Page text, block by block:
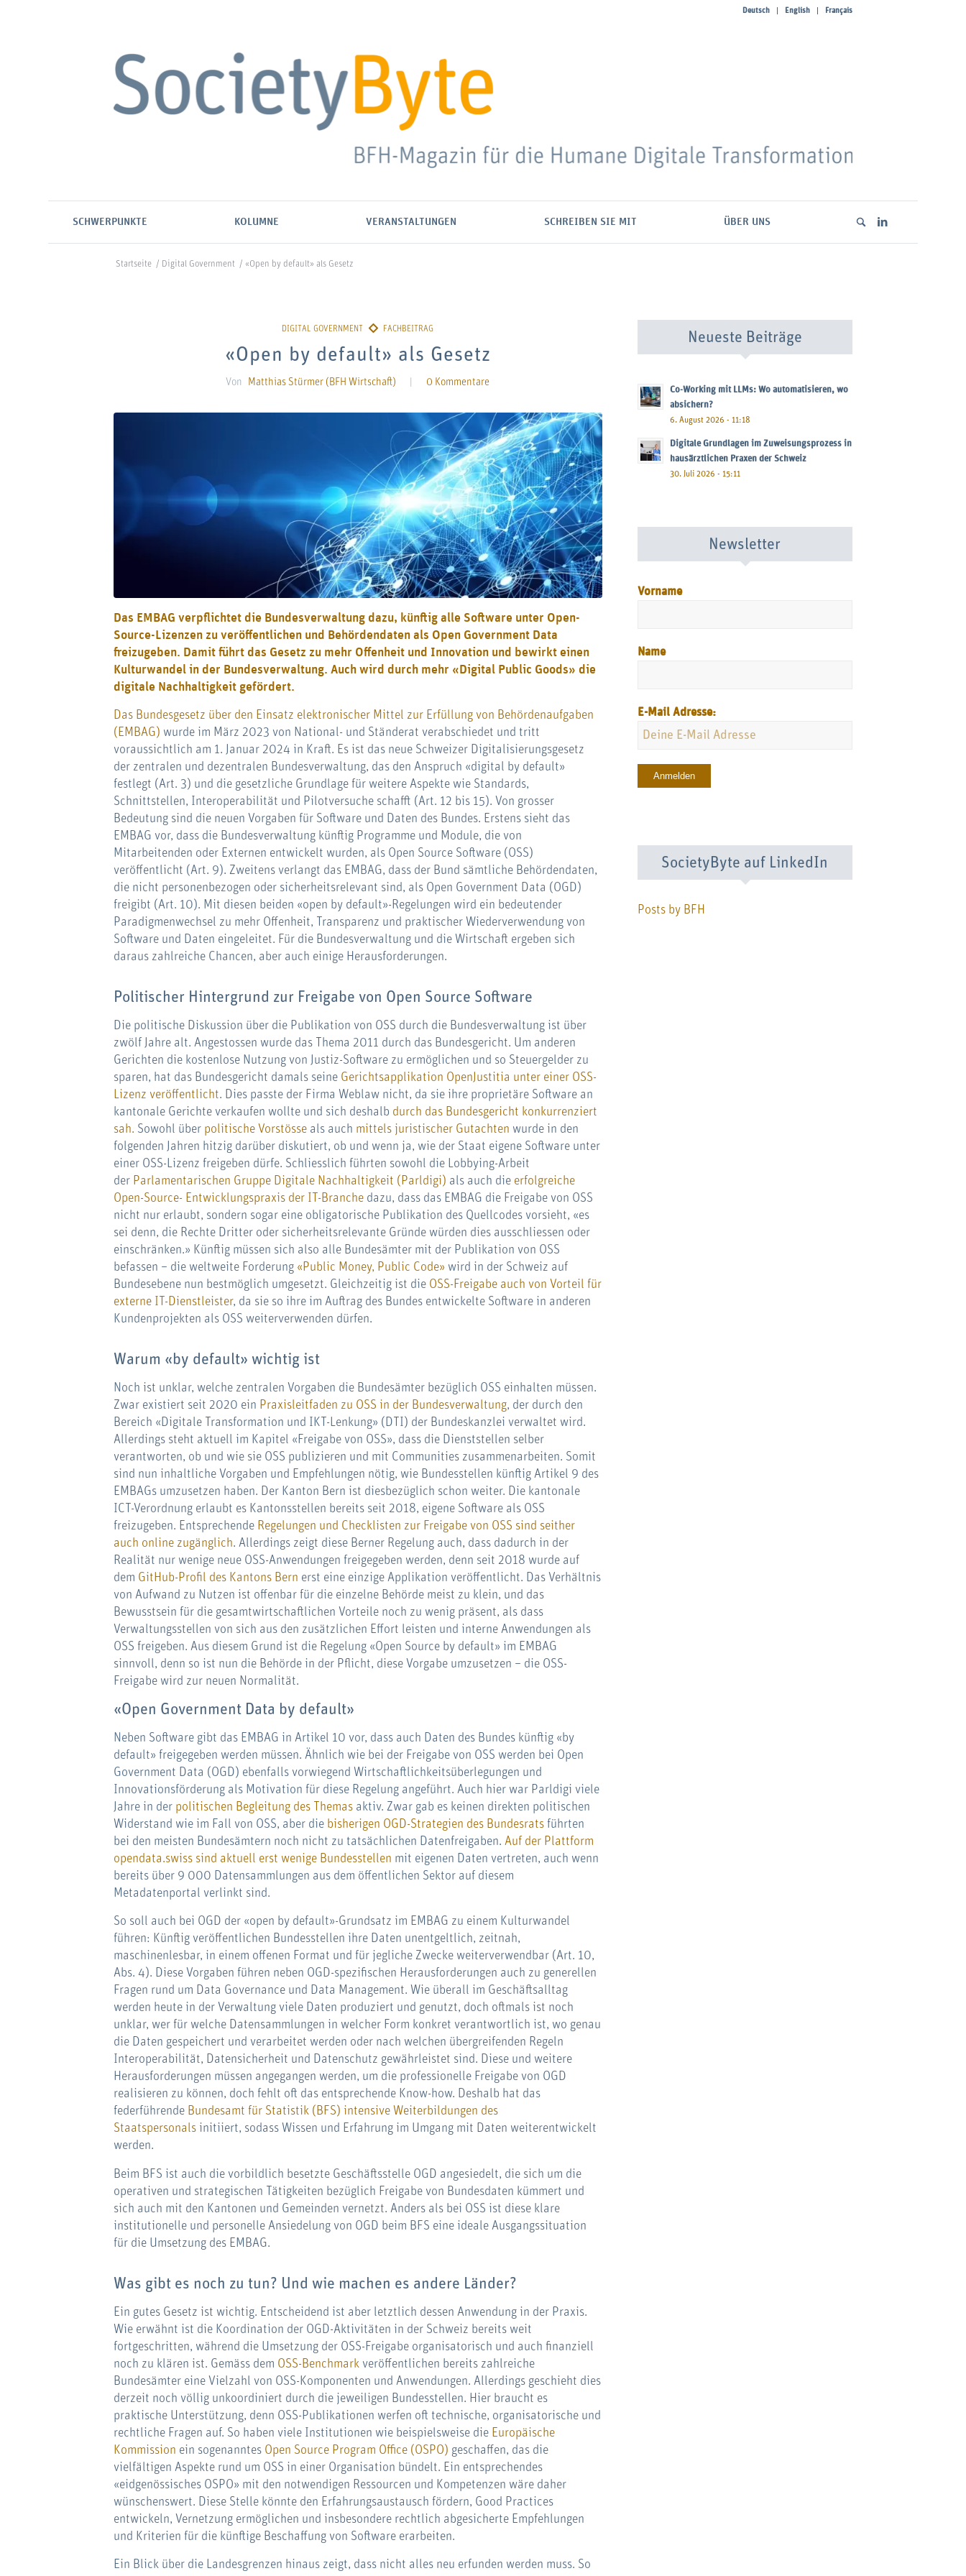
Deutsch English Français
SCHWERPUNKTE KOLUMNE VERANSTALTUNGEN SCHREIBEN SIE MIT ÜBER UNS
Startseite / Digital Government / «Open by default» als Gesetz
«Open by default» als Gesetz
Von Matthias Stürmer (BFH Wirtschaft) 0 Kommentare
Das EMBAG verpflichtet die Bundesverwaltung dazu, künftig alle Software unter Open-
Source-Lizenzen zu veröffentlichen und Behördendaten als Open Government Data
freizugeben. Damit führt das Gesetz zu mehr Offenheit und Innovation und bewirkt einen
Kulturwandel in der Bundesverwaltung. Auch wird durch mehr «Digital Public Goods» die
digitale Nachhaltigkeit gefördert.
Das Bundesgesetz über den Einsatz elektronischer Mittel zur Erfüllung von Behördenaufgaben
(EMBAG) wurde im März 2023 von National- und Ständerat verabschiedet und tritt
voraussichtlich am 1. Januar 2024 in Kraft. Es ist das neue Schweizer Digitalisierungsgesetz
der zentralen und dezentralen Bundesverwaltung, das den Anspruch «digital by default»
festlegt (Art. 3) und die gesetzliche Grundlage für weitere Aspekte wie Standards,
Schnittstellen, Interoperabilität und Pilotversuche schafft (Art. 12 bis 15). Von grosser
Bedeutung sind die neuen Vorgaben für Software und Daten des Bundes. Erstens sieht das
EMBAG vor, dass die Bundesverwaltung künftig Programme und Module, die von
Mitarbeitenden oder Externen entwickelt wurden, als Open Source Software (OSS)
veröffentlicht (Art. 9). Zweitens verlangt das EMBAG, dass der Bund sämtliche Behördendaten,
die nicht personenbezogen oder sicherheitsrelevant sind, als Open Government Data (OGD)
freigibt (Art. 10). Mit diesen beiden «open by default»-Regelungen wird ein bedeutender
Paradigmenwechsel zu mehr Offenheit, Transparenz und praktischer Wiederverwendung von
Software und Daten eingeleitet. Für die Bundesverwaltung und die Wirtschaft ergeben sich
daraus zahlreiche Chancen, aber auch einige Herausforderungen.
Politischer Hintergrund zur Freigabe von Open Source Software
Die politische Diskussion über die Publikation von OSS durch die Bundesverwaltung ist über
zwölf Jahre alt. Angestossen wurde das Thema 2011 durch das Bundesgericht. Um anderen
Gerichten die kostenlose Nutzung von Justiz-Software zu ermöglichen und so Steuergelder zu
sparen, hat das Bundesgericht damals seine Gerichtsapplikation OpenJustitia unter einer OSS-
Lizenz veröffentlicht. Dies passte der Firma Weblaw nicht, da sie ihre proprietäre Software an
kantonale Gerichte verkaufen wollte und sich deshalb durch das Bundesgericht konkurrenziert
sah. Sowohl über politische Vorstösseals auch mittels juristischer Gutachten wurde in den
folgenden Jahren hitzig darüber diskutiert, ob und wenn ja, wie der Staat eigene Software unter
einer OSS-Lizenz freigeben dürfe. Schliesslich führten sowohl die Lobbying-Arbeit
der Parlamentarischen Gruppe Digitale Nachhaltigkeit (Parldigi) als auch die erfolgreiche
Open-Source- Entwicklungspraxis der IT-Branchedazu, dass das EMBAG die Freigabe von OSS
nicht nur erlaubt, sondern sogar eine obligatorische Publikation des Quellcodes vorsieht, «es
sei denn, die Rechte Dritter oder sicherheitsrelevante Gründe würden dies ausschliessen oder
einschränken.» Künftig müssen sich also alle Bundesämter mit der Publikation von OSS
befassen – die weltweite Forderung «Public Money, Public Code»wird in der Schweiz auf
Bundesebene nun bestmöglich umgesetzt. Gleichzeitig ist die OSS-Freigabe auch von Vorteil für
externe IT-Dienstleister, da sie so ihre im Auftrag des Bundes entwickelte Software in anderen
Kundenprojekten als OSS weiterverwenden dürfen.
Warum «by default» wichtig ist
Noch ist unklar, welche zentralen Vorgaben die Bundesämter bezüglich OSS einhalten müssen.
Zwar existiert seit 2020 ein Praxisleitfaden zu OSS in der Bundesverwaltung, der durch den
Bereich «Digitale Transformation und IKT-Lenkung» (DTI) der Bundeskanzlei verwaltet wird.
Allerdings steht aktuell im Kapitel «Freigabe von OSS», dass die Dienststellen selber
verantworten, ob und wie sie OSS publizieren und mit Communities zusammenarbeiten. Somit
sind nun inhaltliche Vorgaben und Empfehlungen nötig, wie Bundesstellen künftig Artikel 9 des
EMBAGs umzusetzen haben. Der Kanton Bern ist diesbezüglich schon weiter. Die kantonale
ICT-Verordnung erlaubt es Kantonsstellen bereits seit 2018, eigene Software als OSS
freizugeben. Entsprechende Regelungen und Checklisten zur Freigabe von OSS sind seither
auch online zugänglich. Allerdings zeigt diese Berner Regelung auch, dass dadurch in der
Realität nur wenige neue OSS-Anwendungen freigegeben werden, denn seit 2018 wurde auf
dem GitHub-Profil des Kantons Bern erst eine einzige Applikation veröffentlicht. Das Verhältnis
von Aufwand zu Nutzen ist offenbar für die einzelne Behörde meist zu klein, und das
Bewusstsein für die gesamtwirtschaftlichen Vorteile noch zu wenig präsent, als dass
Verwaltungsstellen von sich aus den zusätzlichen Effort leisten und interne Anwendungen als
OSS freigeben. Aus diesem Grund ist die Regelung «Open Source by default» im EMBAG
sinnvoll, denn so ist nun die Behörde in der Pflicht, diese Vorgabe umzusetzen – die OSS-
Freigabe wird zur neuen Normalität.
«Open Government Data by default»
Neben Software gibt das EMBAG in Artikel 10 vor, dass auch Daten des Bundes künftig «by
default» freigegeben werden müssen. Ähnlich wie bei der Freigabe von OSS werden bei Open
Government Data (OGD) ebenfalls vorwiegend Wirtschaftlichkeitsüberlegungen und
Innovationsförderung als Motivation für diese Regelung angeführt. Auch hier war Parldigi viele
Jahre in der politischen Begleitung des Themasaktiv. Zwar gab es keinen direkten politischen
Widerstand wie im Fall von OSS, aber die bisherigen OGD-Strategien des Bundesratsführten
bei den meisten Bundesämtern noch nicht zu tatsächlichen Datenfreigaben. Auf der Plattform
opendata.swiss sind aktuell erst wenige Bundesstellen mit eigenen Daten vertreten, auch wenn
bereits über 9 000 Datensammlungen aus dem öffentlichen Sektor auf diesem
Metadatenportal verlinkt sind.
So soll auch bei OGD der «open by default»-Grundsatz im EMBAG zu einem Kulturwandel
führen: Künftig veröffentlichen Bundesstellen ihre Daten unentgeltlich, zeitnah,
maschinenlesbar, in einem offenen Format und für jegliche Zwecke weiterverwendbar (Art. 10,
Abs. 4). Diese Vorgaben führen neben OGD-spezifischen Herausforderungen auch zu generellen
Fragen rund um Data Governance und Data Management. Wie überall im Geschäftsalltag
werden heute in der Verwaltung viele Daten produziert und genutzt, doch oftmals ist noch
unklar, wer für welche Datensammlungen in welcher Form konkret verantwortlich ist, wo genau
die Daten gespeichert und verarbeitet werden oder nach welchen übergreifenden Regeln
Interoperabilität, Datensicherheit und Datenschutz gewährleistet sind. Diese und weitere
Herausforderungen müssen angegangen werden, um die professionelle Freigabe von OGD
realisieren zu können, doch fehlt oft das entsprechende Know-how. Deshalb hat das
federführende Bundesamt für Statistik (BFS) intensive Weiterbildungen des
Staatspersonalsinitiiert, sodass Wissen und Erfahrung im Umgang mit Daten weiterentwickelt
werden.
Beim BFS ist auch die vorbildlich besetzte Geschäftsstelle OGD angesiedelt, die sich um die
operativen und strategischen Tätigkeiten bezüglich Freigabe von Bundesdaten kümmert und
sich auch mit den Kantonen und Gemeinden vernetzt. Anders als bei OSS ist diese klare
institutionelle und personelle Ansiedelung von OGD beim BFS eine ideale Ausgangssituation
für die Umsetzung des EMBAG.
Was gibt es noch zu tun? Und wie machen es andere Länder?
Ein gutes Gesetz ist wichtig. Entscheidend ist aber letztlich dessen Anwendung in der Praxis.
Wie erwähnt ist die Koordination der OGD-Aktivitäten in der Schweiz bereits weit
fortgeschritten, während die Umsetzung der OSS-Freigabe organisatorisch und auch finanziell
noch zu klären ist. Gemäss dem OSS-Benchmarkveröffentlichen bereits zahlreiche
Bundesämter eine Vielzahl von OSS-Komponenten und Anwendungen. Allerdings geschieht dies
derzeit noch völlig unkoordiniert durch die jeweiligen Bundesstellen. Hier braucht es
praktische Unterstützung, denn OSS-Publikationen werfen oft technische, organisatorische und
rechtliche Fragen auf. So haben viele Institutionen wie beispielsweise die Europäische
Kommission ein sogenanntes Open Source Program Office (OSPO) geschaffen, das die
vielfältigen Aspekte rund um OSS in einer Organisation bündelt. Ein entsprechendes
«eidgenössisches OSPO» mit den notwendigen Ressourcen und Kompetenzen wäre daher
wünschenswert. Diese Stelle könnte den Erfahrungsaustausch fördern, Good Practices
entwickeln, Vernetzung ermöglichen und insbesondere rechtlich abgesicherte Empfehlungen
und Kriterien für die künftige Beschaffung von Software erarbeiten.
Ein Blick über die Landesgrenzen hinaus zeigt, dass nicht alles neu erfunden werden muss. So
Neueste Beiträge
Co-Working mit LLMs: Wo automatisieren, wo
absichern?
6. August 2026 - 11:18
Digitale Grundlagen im Zuweisungsprozess in
hausärztlichen Praxen der Schweiz
30. Juli 2026 - 15:11
Newsletter
Vorname
Name
E-Mail Adresse:
SocietyByte auf LinkedIn
Posts by BFH